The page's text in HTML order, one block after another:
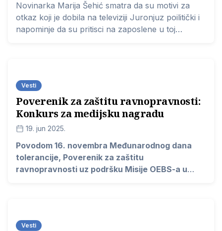
Novinarka Marija Šehić smatra da su motivi za
otkaz koji je dobila na televiziji Juronjuz poilitički i
napominje da su pritisci na zaposlene u toj
Vesti
Poverenik za zaštitu ravnopravnosti:
Konkurs za medijsku nagradu
19. jun 2025.
Povodom 16. novembra Međunarodnog dana
tolerancije, Poverenik za zaštitu
ravnopravnosti uz podršku Misije OEBS-a u
Vesti